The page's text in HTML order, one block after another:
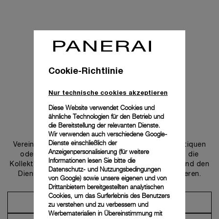
Uns kontaktieren
Vereinbaren Sie einen Termin in einer unserer Boutiquen
oder wenden Sie sich an unseren Concierge, um die
Kollektionen zu entdecken und von der Beratung und den
Dienstleistungen unserer Botschafter zu profitieren.
Einen Termin vereinbaren
Cookie-Richtlinie
Nur technische cookies akzeptieren
Diese Website verwendet Cookies und
ähnliche Technologien für den Betrieb und
die Bereitstellung der relevanten Dienste.
Wir verwenden auch verschiedene Google-
Dienste einschließlich der
Anzeigenpersonalisierung (für weitere
Informationen lesen Sie bitte die
Datenschutz- und Nutzungsbedingungen
von Google) sowie unsere eigenen und von
Drittanbietern bereitgestellten analytischen
Cookies, um das Surferlebnis des Benutzers
zu verstehen und zu verbessern und
Werbematerialien in Übereinstimmung mit